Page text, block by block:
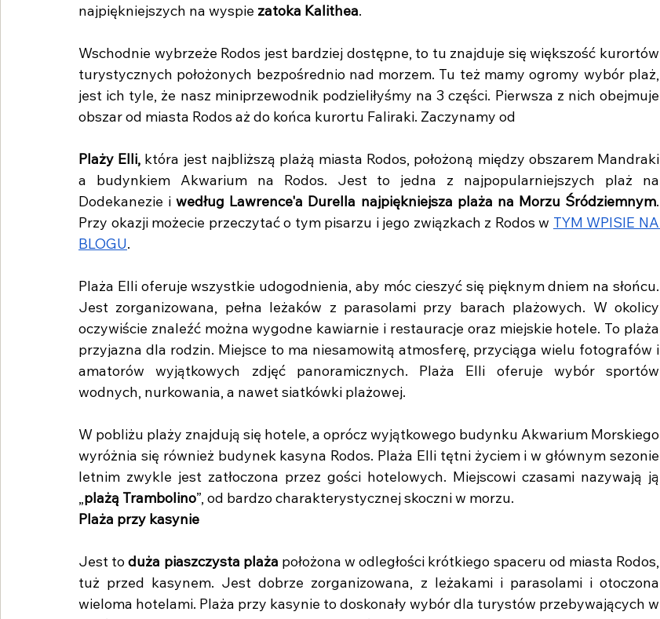
najpiękniejszych na wyspie zatoka Kalithea.
Wschodnie wybrzeże Rodos jest bardziej dostępne, to tu znajduje się większość kurortów
turystycznych położonych bezpośrednio nad morzem. Tu też mamy ogromy wybór plaż,
jest ich tyle, że nasz miniprzewodnik podzieliłyśmy na 3 części. Pierwsza z nich obejmuje
obszar od miasta Rodos aż do końca kurortu Faliraki. Zaczynamy od
Plaży Elli, która jest najbliższą plażą miasta Rodos, położoną między obszarem Mandraki
a budynkiem Akwarium na Rodos. Jest to jedna z najpopularniejszych plaż na
Dodekanezie i według Lawrence'a Durella najpiękniejsza plaża na Morzu Śródziemnym.
Przy okazji możecie przeczytać o tym pisarzu i jego związkach z Rodos w TYM WPISIE NA
BLOGU.
Plaża Elli oferuje wszystkie udogodnienia, aby móc cieszyć się pięknym dniem na słońcu.
Jest zorganizowana, pełna leżaków z parasolami przy barach plażowych. W okolicy
oczywiście znaleźć można wygodne kawiarnie i restauracje oraz miejskie hotele. To plaża
przyjazna dla rodzin. Miejsce to ma niesamowitą atmosferę, przyciąga wielu fotografów i
amatorów wyjątkowych zdjęć panoramicznych. Plaża Elli oferuje wybór sportów
wodnych, nurkowania, a nawet siatkówki plażowej.
W pobliżu plaży znajdują się hotele, a oprócz wyjątkowego budynku Akwarium Morskiego
wyróżnia się również budynek kasyna Rodos. Plaża Elli tętni życiem i w głównym sezonie
letnim zwykle jest zatłoczona przez gości hotelowych. Miejscowi czasami nazywają ją
„plażą Trambolino”, od bardzo charakterystycznej skoczni w morzu.
Plaża przy kasynie
Jest to duża piaszczysta plaża położona w odległości krótkiego spaceru od miasta Rodos,
tuż przed kasynem. Jest dobrze zorganizowana, z leżakami i parasolami i otoczona
wieloma hotelami. Plaża przy kasynie to doskonały wybór dla turystów przebywających w